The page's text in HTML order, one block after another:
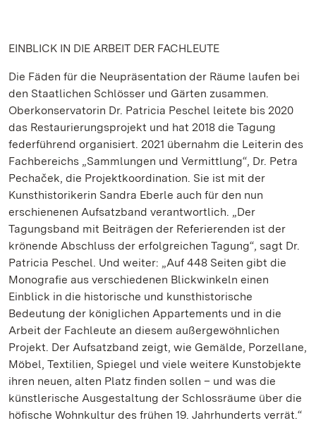
EINBLICK IN DIE ARBEIT DER FACHLEUTE
Die Fäden für die Neupräsentation der Räume laufen bei
den Staatlichen Schlösser und Gärten zusammen.
Oberkonservatorin Dr. Patricia Peschel leitete bis 2020
das Restaurierungsprojekt und hat 2018 die Tagung
federführend organisiert. 2021 übernahm die Leiterin des
Fachbereichs „Sammlungen und Vermittlung“, Dr. Petra
Pechaček, die Projektkoordination. Sie ist mit der
Kunsthistorikerin Sandra Eberle auch für den nun
erschienenen Aufsatzband verantwortlich. „Der
Tagungsband mit Beiträgen der Referierenden ist der
krönende Abschluss der erfolgreichen Tagung“, sagt Dr.
Patricia Peschel. Und weiter: „Auf 448 Seiten gibt die
Monografie aus verschiedenen Blickwinkeln einen
Einblick in die historische und kunsthistorische
Bedeutung der königlichen Appartements und in die
Arbeit der Fachleute an diesem außergewöhnlichen
Projekt. Der Aufsatzband zeigt, wie Gemälde, Porzellane,
Möbel, Textilien, Spiegel und viele weitere Kunstobjekte
ihren neuen, alten Platz finden sollen – und was die
künstlerische Ausgestaltung der Schlossräume über die
höfische Wohnkultur des frühen 19. Jahrhunderts verrät.“